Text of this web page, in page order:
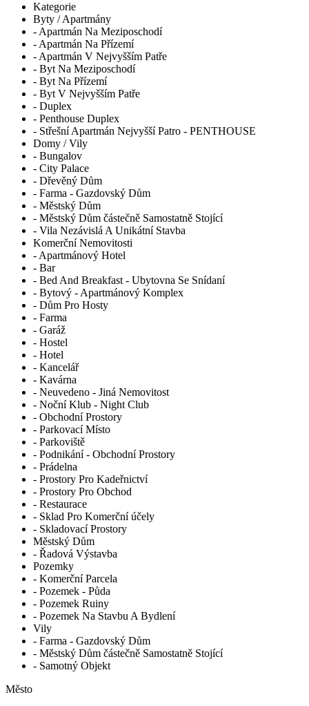
Kategorie
Byty / Apartmány
- Apartmán Na Meziposchodí
- Apartmán Na Přízemí
- Apartmán V Nejvyšším Patře
- Byt Na Meziposchodí
- Byt Na Přízemí
- Byt V Nejvyšším Patře
- Duplex
- Penthouse Duplex
- Střešní Apartmán Nejvyšší Patro - PENTHOUSE
Domy / Vily
- Bungalov
- City Palace
- Dřevěný Dům
- Farma - Gazdovský Dům
- Městský Dům
- Městský Dům částečně Samostatně Stojící
- Vila Nezávislá A Unikátní Stavba
Komerční Nemovitosti
- Apartmánový Hotel
- Bar
- Bed And Breakfast - Ubytovna Se Snídaní
- Bytový - Apartmánový Komplex
- Dům Pro Hosty
- Farma
- Garáž
- Hostel
- Hotel
- Kancelář
- Kavárna
- Neuvedeno - Jiná Nemovitost
- Noční Klub - Night Club
- Obchodní Prostory
- Parkovací Místo
- Parkoviště
- Podnikání - Obchodní Prostory
- Prádelna
- Prostory Pro Kadeřnictví
- Prostory Pro Obchod
- Restaurace
- Sklad Pro Komerční účely
- Skladovací Prostory
Městský Dům
- Řadová Výstavba
Pozemky
- Komerční Parcela
- Pozemek - Půda
- Pozemek Ruiny
- Pozemek Na Stavbu A Bydlení
Vily
- Farma - Gazdovský Dům
- Městský Dům částečně Samostatně Stojící
- Samotný Objekt
Město